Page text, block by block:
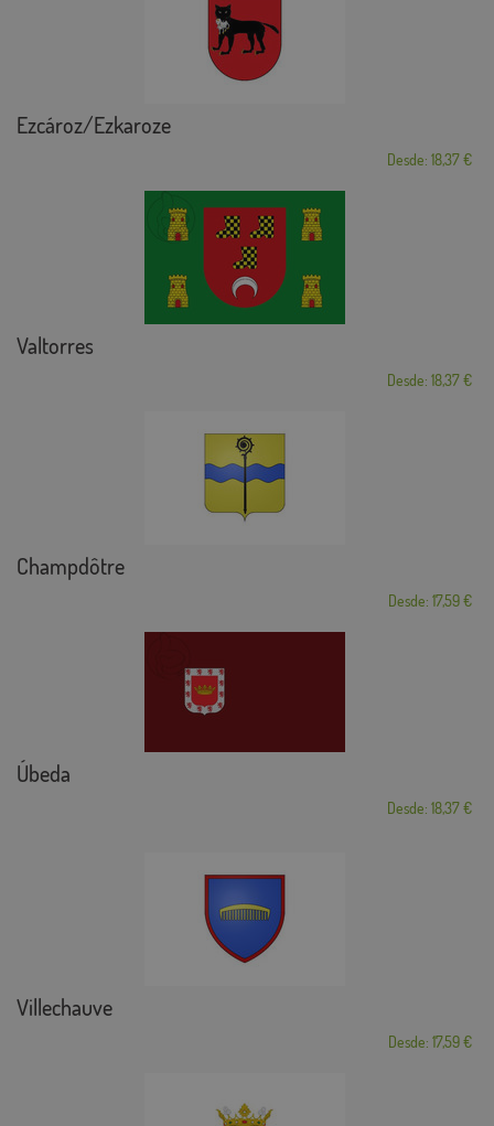
Ezcároz/Ezkaroze
Desde: 18,37 €
Valtorres
Desde: 18,37 €
Champdôtre
Desde: 17,59 €
Úbeda
Desde: 18,37 €
Villechauve
Desde: 17,59 €